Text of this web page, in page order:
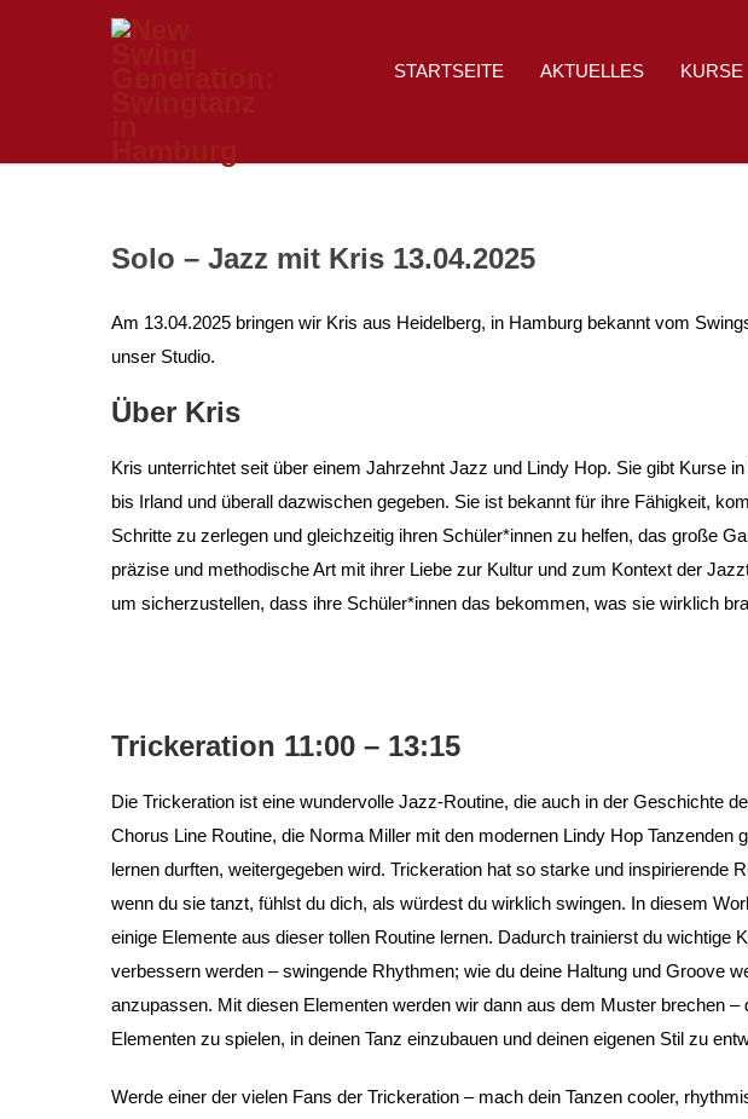
STARTSEITE AKTUELLES KURSE
Solo – Jazz mit Kris 13.04.2025
Am 13.04.2025 bringen wir Kris aus Heidelberg, in Hamburg bekannt vom
unser Studio.
Über Kris
Kris unterrichtet seit über einem Jahrzehnt Jazz und Lindy Hop. Sie gibt Kurse
bis Irland und überall dazwischen gegeben. Sie ist bekannt für ihre Fähigkeit,
Schritte zu zerlegen und gleichzeitig ihren Schüler*innen zu helfen, das große
präzise und methodische Art mit ihrer Liebe zur Kultur und zum Kontext der
um sicherzustellen, dass ihre Schüler*innen das bekommen, was sie wirklich
Trickeration 11:00 – 13:15
Die Trickeration ist eine wundervolle Jazz-Routine, die auch in der Geschichte
Chorus Line Routine, die Norma Miller mit den modernen Lindy Hop Tanzenden
lernen durften, weitergegeben wird. Trickeration hat so starke und inspirierende
wenn du sie tanzt, fühlst du dich, als würdest du wirklich swingen. In diesem
einige Elemente aus dieser tollen Routine lernen. Dadurch trainierst du wichtige
verbessern werden – swingende Rhythmen; wie du deine Haltung und Groove
anzupassen. Mit diesen Elementen werden wir dann aus dem Muster brechen –
Elementen zu spielen, in deinen Tanz einzubauen und deinen eigenen Stil zu
Werde einer der vielen Fans der Trickeration – mach dein Tanzen cooler,